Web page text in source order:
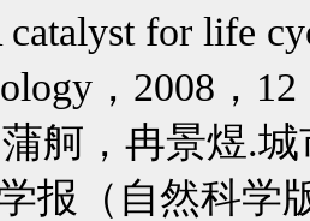
for life
，2008，
舸，冉景煜.
报（自然科学